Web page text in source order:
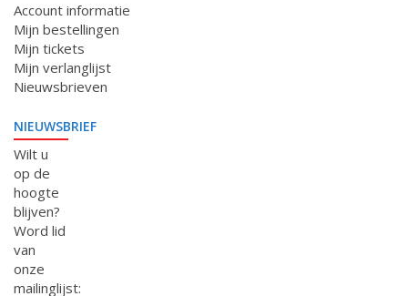
Account informatie
Mijn bestellingen
Mijn tickets
Mijn verlanglijst
Nieuwsbrieven
NIEUWSBRIEF
Wilt u
op de
hoogte
blijven?
Word lid
van
onze
mailinglijst: